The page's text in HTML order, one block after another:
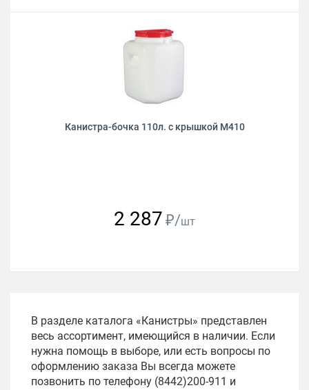
Канистра-бочка 110л. с крышкой М410
2 287 ₽/шт
В разделе каталога «Канистры» представлен
весь ассортимент, имеющийся в наличии. Если
нужна помощь в выборе, или есть вопросы по
оформлению заказа Вы всегда можете
позвонить по телефону (8442)200-911 и